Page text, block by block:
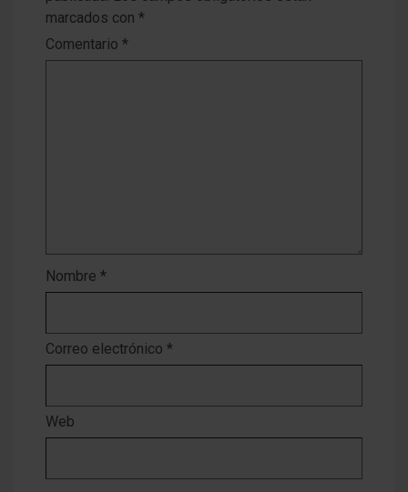
marcados con *
Comentario *
Nombre *
Correo electrónico *
Web